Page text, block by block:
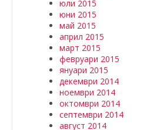
юли 2015
юни 2015
май 2015
април 2015
март 2015
февруари 2015
януари 2015
декември 2014
ноември 2014
октомври 2014
септември 2014
август 2014